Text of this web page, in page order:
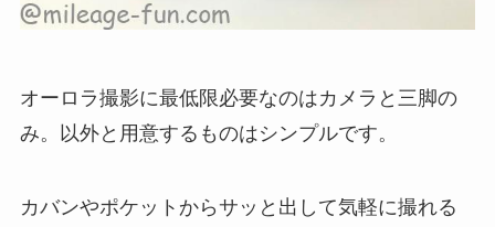
オーロラ撮影に最低限必要なのはカメラと三脚の
み。以外と用意するものはシンプルです。
カバンやポケットからサッと出して気軽に撮れる